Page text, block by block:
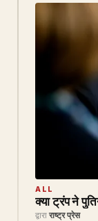
ALL
क्या ट्रंप ने
द्वारा राष्ट्र प्रेस